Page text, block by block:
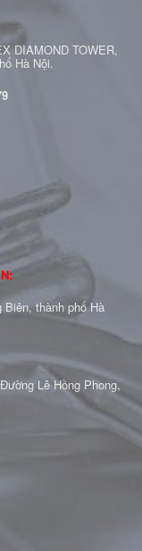
DIAMOND TOWER,
Hà Nội.
Biên, thành phố Hà
Lê Hồng Phong,